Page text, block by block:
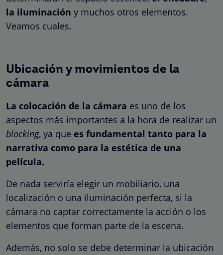
la iluminación y muchos otros elementos.
Veamos cuales.
Ubicación y movimientos de la
cámara
La colocación de la cámara es uno de los
aspectos más importantes a la hora de realizar un
blocking, ya que es fundamental tanto para la
narrativa como para la estética de una
película.
De nada serviría elegir un mobiliario, una
localización o una iluminación perfecta, si la
cámara no captar correctamente la acción o los
elementos que forman parte de la escena.
Además, no solo se debe determinar la ubicación